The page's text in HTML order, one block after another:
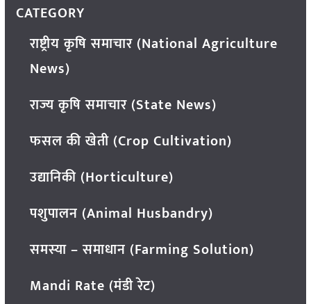
CATEGORY
राष्ट्रीय कृषि समाचार (National Agriculture
News)
राज्य कृषि समाचार (State News)
फसल की खेती (Crop Cultivation)
उद्यानिकी (Horticulture)
पशुपालन (Animal Husbandry)
समस्या – समाधान (Farming Solution)
Mandi Rate (मंडी रेट)